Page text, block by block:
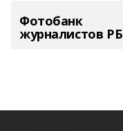
Фотобанк
журналистов РБ